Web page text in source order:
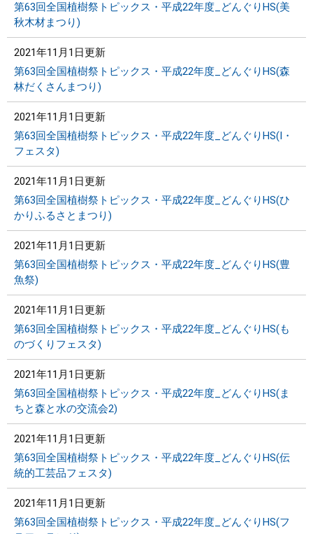
第63回全国植樹祭トピックス・平成22年度_どんぐりHS(美
秋木材まつり)
2021年11月1日更新
第63回全国植樹祭トピックス・平成22年度_どんぐりHS(森
林だくさんまつり)
2021年11月1日更新
第63回全国植樹祭トピックス・平成22年度_どんぐりHS(I・
フェスタ)
2021年11月1日更新
第63回全国植樹祭トピックス・平成22年度_どんぐりHS(ひ
かりふるさとまつり)
2021年11月1日更新
第63回全国植樹祭トピックス・平成22年度_どんぐりHS(豊
魚祭)
2021年11月1日更新
第63回全国植樹祭トピックス・平成22年度_どんぐりHS(も
のづくりフェスタ)
2021年11月1日更新
第63回全国植樹祭トピックス・平成22年度_どんぐりHS(ま
ちと森と水の交流会2)
2021年11月1日更新
第63回全国植樹祭トピックス・平成22年度_どんぐりHS(伝
統的工芸品フェスタ)
2021年11月1日更新
第63回全国植樹祭トピックス・平成22年度_どんぐりHS(フ